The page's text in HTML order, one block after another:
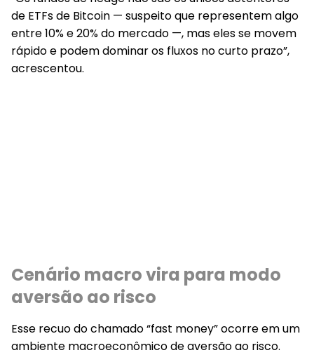
de ETFs de Bitcoin — suspeito que representem algo
entre 10% e 20% do mercado —, mas eles se movem
rápido e podem dominar os fluxos no curto prazo”,
acrescentou.
Cenário macro vira para modo
aversão ao risco
Esse recuo do chamado “fast money” ocorre em um
ambiente macroeconômico de aversão ao risco.